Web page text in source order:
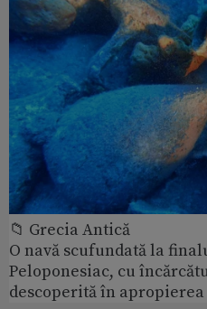
📁 Grecia Antică
O navă scufundată la
Peloponesiac, cu
descoperită în